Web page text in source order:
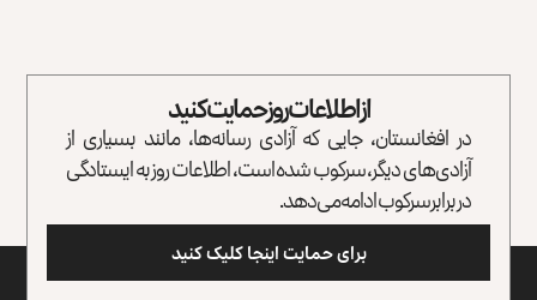
از اطلاعات روز حمایت کنید
در افغانستان، جایی که آزادی رسانه‌ها، مانند بسیاری از
آزادی‌های دیگر، سرکوب شده است، اطلاعات روز به ایستادگی
در برابر سرکوب ادامه می‌دهد.
برای حمایت اینجا کلیک کنید